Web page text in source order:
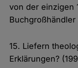
von der einzigen
15. Liefern
Erklärungen?